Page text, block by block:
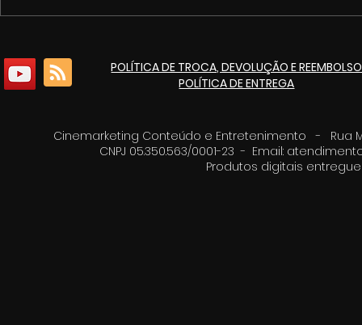
1º Fórum de Cultura e
Itaúna
de 125
POLÍTICA DE TROCA, DEVOLUÇÃO E REEMBOLSO
POLÍTICA DE ENTREGA
Cinemarketing Conteúdo e Entretenimento - Rua
CNPJ 05.350.563/0001-23 - Email:
Produtos digitais